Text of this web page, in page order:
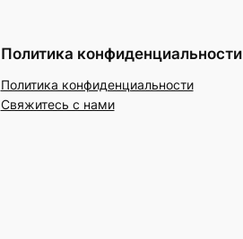
Политика конфиденциальности
Политика конфиденциальности
Свяжитесь с нами